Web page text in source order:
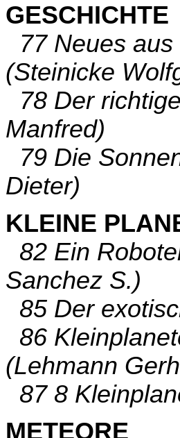
GESCHICHTE
77 Neues
(Steinicke
78 Der
Manfred)
79 Die
Dieter)
KLEINE
82 Ein
Sanchez S.)
85 Der
86
(Lehmann
87 8
METEORE